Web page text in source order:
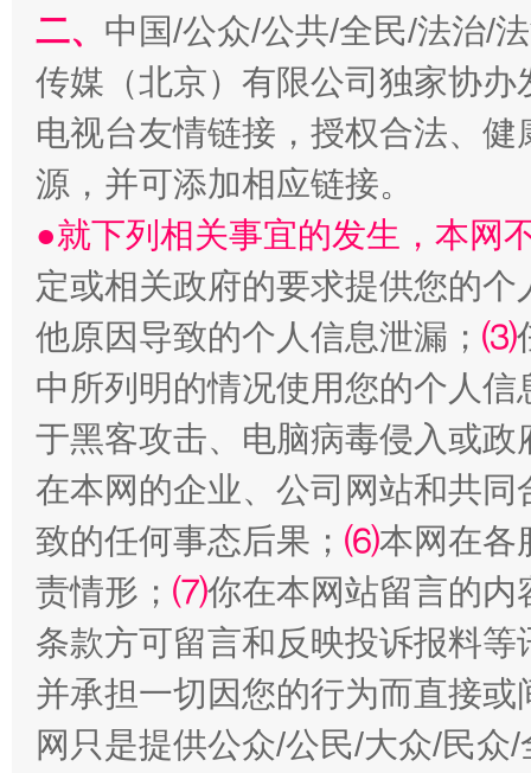
揭批美国五大"原罪"
解纷+调解+退费，一次搞定
二、 中国/公众/公共/全民/法治/
传媒（北京）有限公司独家协
电视台友情链接，授权合法、
源，并可添加相应链接。
●就下列相关事宜的发生，本网
定或相关政府的要求提供您的个
他原因导致的个人信息泄漏； ⑶
中所列明的情况使用您的个人
于黑客攻击、电脑病毒侵入或
在本网的企业、公司网站和共
致的任何事态后果； ⑹本网在各
责情形； ⑺你在本网站留言的内
条款方可留言和反映投诉报料
并承担一切因您的行为而直接
网只是提供公众/公民/大众/民